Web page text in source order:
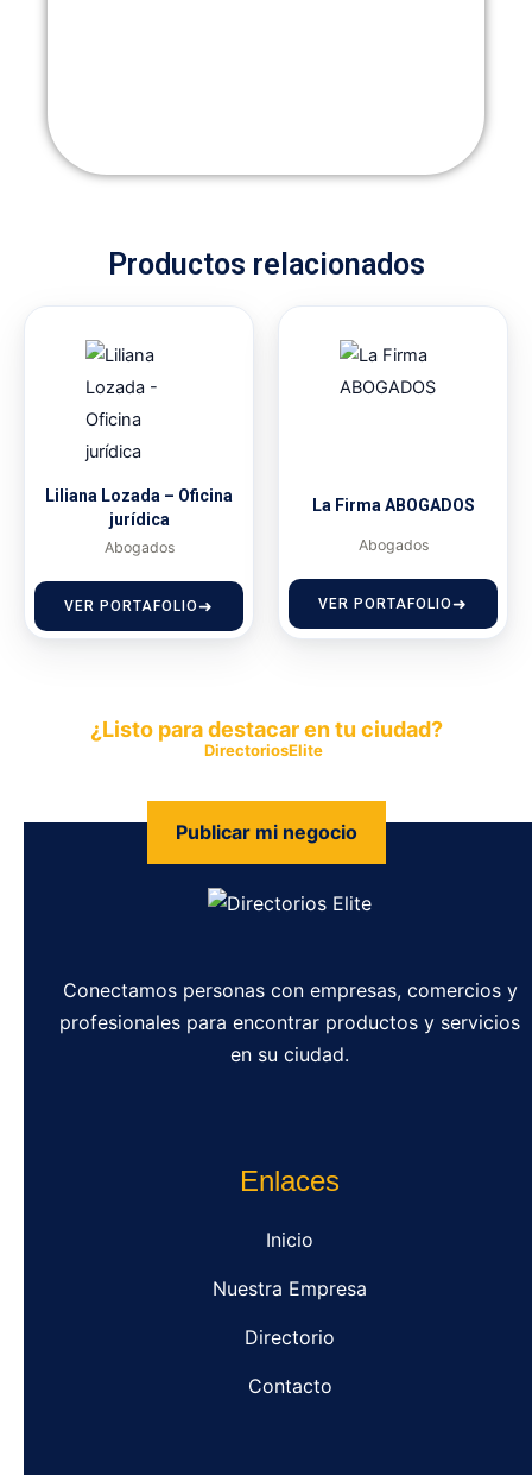
Productos relacionados
Liliana Lozada – Oficina
jurídica
Abogados
VER PORTAFOLIO
La Firma ABOGADOS
Abogados
VER PORTAFOLIO
¿Listo para destacar en tu ciudad?
DirectoriosElite
Publicar mi negocio
Conectamos personas con empresas, comercios y
profesionales para encontrar productos y servicios
en su ciudad.
Enlaces
Inicio
Nuestra Empresa
Directorio
Contacto